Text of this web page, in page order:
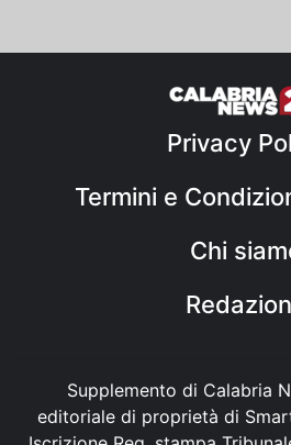
Privacy
Termini e
Chi
Supplemento di Calabria
editoriale di proprietà di